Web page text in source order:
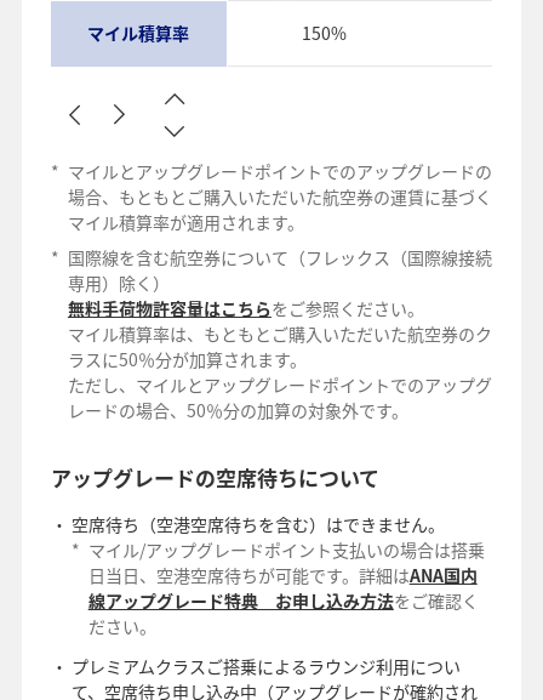
マイル積算率 150%
* マイルとアップグレードポイントでのアップグレードの
場合、もともとご購入いただいた航空券の運賃に基づく
マイル積算率が適用されます。
* 国際線を含む航空券について（フレックス（国際線接続
専用）除く）
無料手荷物許容量はこちらをご参照ください。
マイル積算率は、もともとご購入いただいた航空券のク
ラスに50％分が加算されます。
ただし、マイルとアップグレードポイントでのアップグ
レードの場合、50％分の加算の対象外です。
アップグレードの空席待ちについて
空席待ち（空港空席待ちを含む）はできません。
* マイル/アップグレードポイント支払いの場合は搭乗
日当日、空港空席待ちが可能です。詳細はANA国内
線アップグレード特典 お申し込み方法をご確認く
ださい。
プレミアムクラスご搭乗によるラウンジ利用につい
て、空席待ち申し込み中（アップグレードが確約され